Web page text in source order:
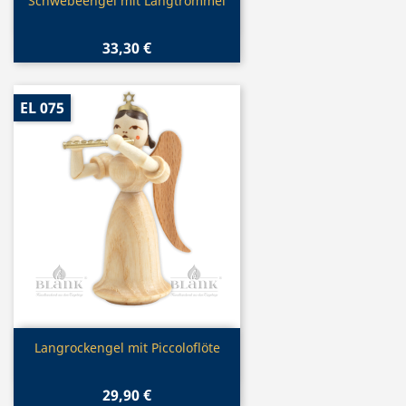
33,30 €
Vorschau
Langrockengel mit Piccoloflöte
29,90 €
EL 075